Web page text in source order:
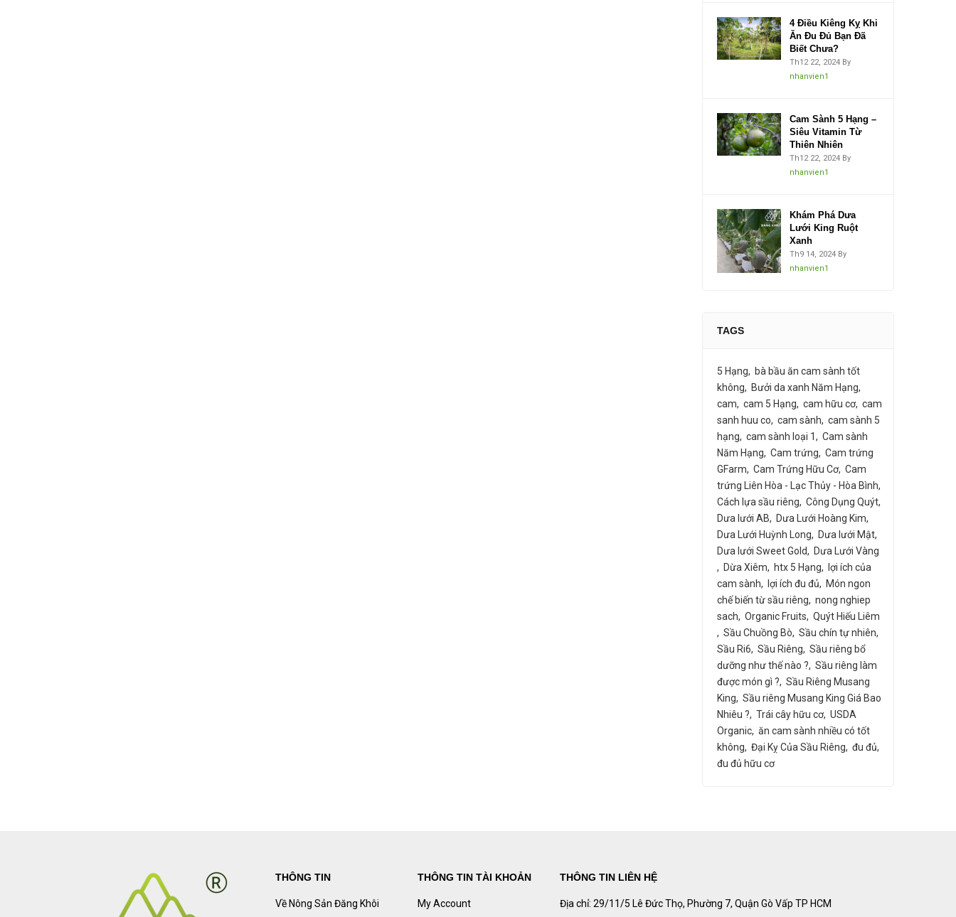
4 Điều Kiêng Kỵ Khi
Ăn Đu Đủ Bạn Đã
Biết Chưa?
Th12 22, 2024 By
nhanvien1
Cam Sành 5 Hạng –
Siêu Vitamin Từ
Thiên Nhiên
Th12 22, 2024 By
nhanvien1
Khám Phá Dưa
Lưới King Ruột
Xanh
Th9 14, 2024 By
nhanvien1
TAGS
5 Hạng
bà bầu ăn cam sành tốt
không
Bưởi da xanh Năm Hạng
cam
cam 5 Hạng cam hữu cơ cam
sanh huu co
cam sành
cam sành 5
hạng
cam sành loại 1
Cam sành
Năm Hạng
Cam trứng
Cam trứng
GFarm
Cam Trứng Hữu Cơ Cam
trứng Liên Hòa - Lạc Thủy - Hòa Bình
Cách lựa sầu riêng
Công Dụng Quýt
Dưa lưới AB
Dưa Lưới Hoàng Kim
Dưa Lưới Huỳnh Long
Dưa lưới Mật
Dưa lưới Sweet Gold
Dưa Lưới Vàng
Dừa Xiêm
htx 5 Hạng
lợi ích của
cam sành
lợi ích đu đủ
Món ngon
chế biến từ sầu riêng
nong nghiep
sach
Organic Fruits
Quýt Hiếu Liêm
Sầu Chuồng Bò
Sầu chín tự nhiên
Sầu Ri6
Sầu Riêng
Sầu riêng bổ
dưỡng như thế nào ?
Sầu riêng làm
được món gì ?
Sầu Riêng Musang
King
Sầu riêng Musang King Giá Bao
Nhiêu ?
Trái cây hữu cơ USDA
Organic ăn cam sành nhiều có tốt
không
Đại Kỵ Của Sầu Riêng
đu đủ
đu đủ hữu cơ
THÔNG TIN
Về Nông Sản Đăng Khôi
THÔNG TIN TÀI KHOẢN
My Account
THÔNG TIN LIÊN HỆ
Địa chỉ: 29/11/5 Lê Đức Thọ, Phường 7, Quận Gò Vấp TP HCM